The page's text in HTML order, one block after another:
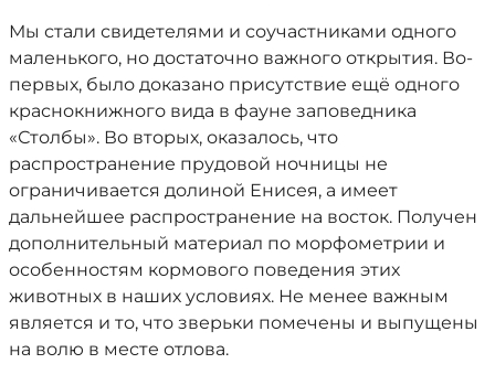
Мы стали свидетелями и соучастниками одного
маленького, но достаточно важного открытия. Во-
первых, было доказано присутствие ещё одного
краснокнижного вида в фауне заповедника
«Столбы». Во вторых, оказалось, что
распространение прудовой ночницы не
ограничивается долиной Енисея, а имеет
дальнейшее распространение на восток. Получен
дополнительный материал по морфометрии и
особенностям кормового поведения этих
животных в наших условиях. Не менее важным
является и то, что зверьки помечены и выпущены
на волю в месте отлова.